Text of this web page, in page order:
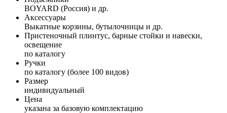
BOYARD (Россия) и др.
Аксессуары
Выкатные корзины, бутылочницы и др.
Пристеночный плинтус, барные стойки и навески,
освещение
по каталогу
Ручки
по каталогу (более 100 видов)
Размер
индивидуальный
Цена
указана за базовую комплектацию